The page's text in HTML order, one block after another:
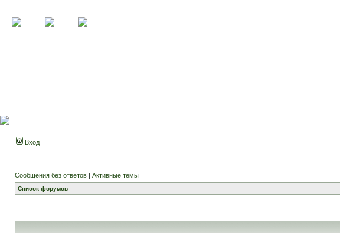
Вход
Сообщения без ответов | Активные темы
Список форумов